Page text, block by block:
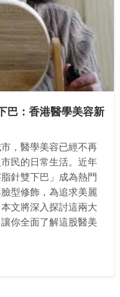
巴：香港醫學美容新
，醫學美容已經不再
民的日常生活。近年
針雙下巴」成為熱門
型修飾，為追求美麗
文將深入探討這兩大
你全面了解這股醫美